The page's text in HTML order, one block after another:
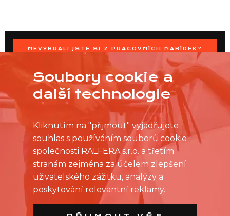
NEVYBRALI JSTE SI Z PRACOVNÍCH NABÍDEK?
OSLOVTE PRODEJNU PŘÍMO S VAŠIMI ČASOVÝMI
MOŽNOSTMI
Soubory cookie a
další technologie
Kliknutím na "přijmout" vyjadřujete
souhlas s používáním souborů cookie
společnosti RALFERA s.r.o. a třetím
stranám zejména za účelem zlepšení
uživatelského zážitku, analýzy a
poskytování relevantní reklamy.